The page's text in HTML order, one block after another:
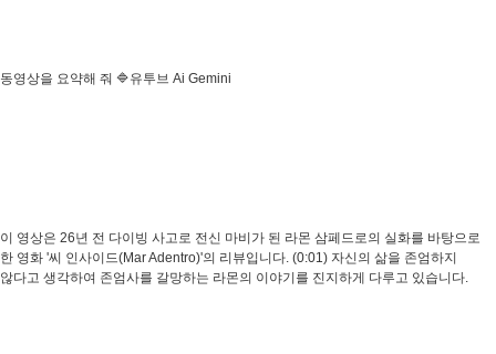
동영상을 요약해 줘 🔷유투브 Ai Gemini
이 영상은 26년 전 다이빙 사고로 전신 마비가 된 라몬 삼페드로의 실화를 바탕으로
한 영화 '씨 인사이드(Mar Adentro)'의 리뷰입니다. (0:01) 자신의 삶을 존엄하지
않다고 생각하여 존엄사를 갈망하는 라몬의 이야기를 진지하게 다루고 있습니다.